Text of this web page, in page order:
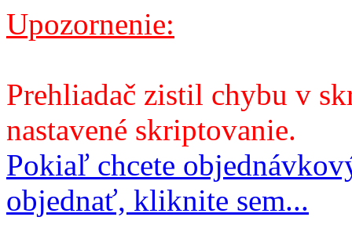
Upozornenie:
Prehliadač zistil chybu v
nastavené skriptovanie.
Pokiaľ chcete
objednať, kliknite sem...